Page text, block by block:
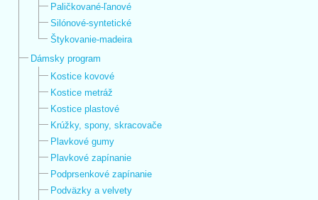
Paličkované-ľanové
Silónové-syntetické
Štykovanie-madeira
Dámsky program
Kostice kovové
Kostice metráž
Kostice plastové
Krúžky, spony, skracovače
Plavkové gumy
Plavkové zapínanie
Podprsenkové zapínanie
Podväzky a velvety